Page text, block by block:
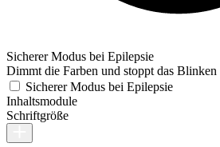
Sicherer Modus bei Epilepsie
Dimmt die Farben und stoppt das Blinken
Sicherer Modus bei Epilepsie
Inhaltsmodule
Schriftgröße